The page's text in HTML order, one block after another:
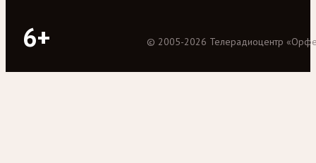
6+ © 2005-2026 Телерадиоцентр